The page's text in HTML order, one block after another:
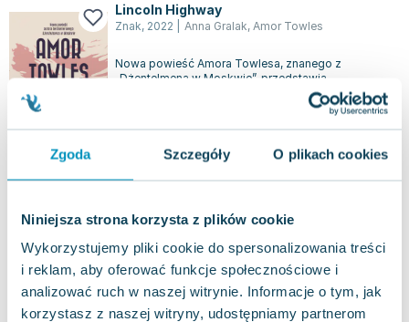
Zgoda Szczegóły O plikach cookies
Niniejsza strona korzysta z plików cookie
Wykorzystujemy pliki cookie do spersonalizowania treści
i reklam, aby oferować funkcje społecznościowe i
analizować ruch w naszej witrynie. Informacje o tym, jak
korzystasz z naszej witryny, udostępniamy partnerom
Lincoln Highway
Znak, 2022 Anna Gralak, Amor Towles
Nowa powieść Amora Towlesa, znanego z
„Dżentelmena w Moskwie”, przedstawia
emocjonującą podróż pełną nieoczekiwanych
Twarda
Pakujemy 10.08
Wyprzedaż
54.99złtaniej o34.61 zł